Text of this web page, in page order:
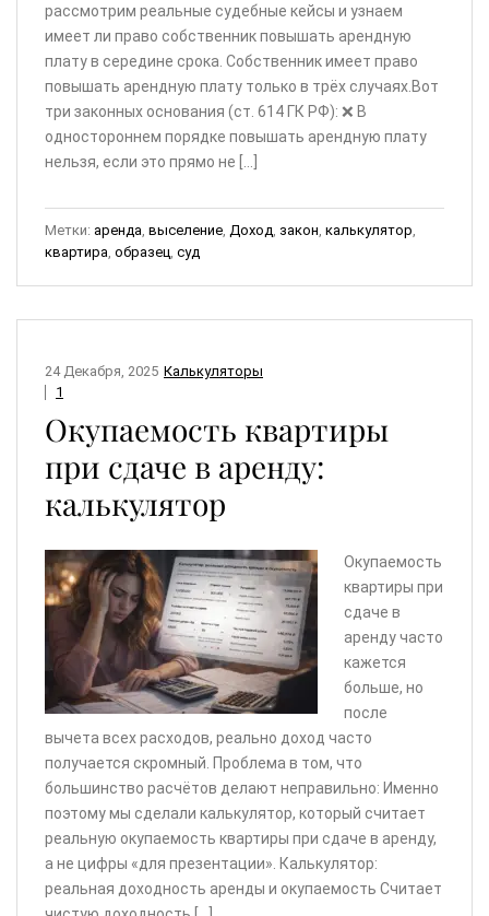
рассмотрим реальные судебные кейсы и узнаем
имеет ли право собственник повышать арендную
плату в середине срока. Собственник имеет право
повышать арендную плату только в трёх случаях.Вот
три законных основания (ст. 614 ГК РФ): ❌ В
одностороннем порядке повышать арендную плату
нельзя, если это прямо не […]
Метки: аренда выселение Доход закон калькулятор
квартира образец суд
Калькуляторы
24 Декабря, 2025
1
Окупаемость квартиры
при сдаче в аренду:
калькулятор
Окупаемость
квартиры при
сдаче в
аренду часто
кажется
больше, но
после
вычета всех расходов, реально доход часто
получается скромный. Проблема в том, что
большинство расчётов делают неправильно: Именно
поэтому мы сделали калькулятор, который считает
реальную окупаемость квартиры при сдаче в аренду,
а не цифры «для презентации». Калькулятор:
реальная доходность аренды и окупаемость Считает